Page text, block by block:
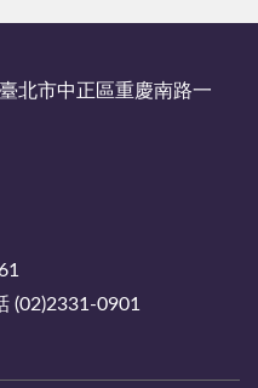
北市中正區重慶南路一
(02)2331-0901